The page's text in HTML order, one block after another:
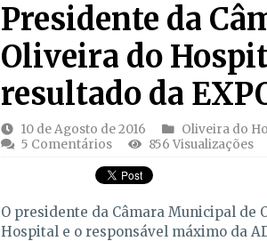
Presidente da
Oliveira do
resultado da
10 de Agosto de 2016 Oliveira do
5 Comentários
856 Visualizações
O presidente da Câmara Municipal de
Hospital e o responsável máximo da